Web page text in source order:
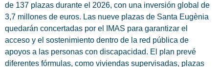
de 137 plazas durante el 2026, con una inversión global de
3,7 millones de euros. Las nueve plazas de Santa Eugènia
quedarán concertadas por el IMAS para garantizar el
acceso y el sostenimiento dentro de la red pública de
apoyos a las personas con discapacidad. El plan prevé
diferentes fórmulas, como viviendas supervisadas, plazas